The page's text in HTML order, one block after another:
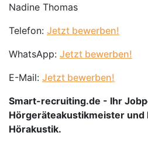
Nadine Thomas
Telefon: Jetzt bewerben!
WhatsApp: Jetzt bewerben!
E-Mail: Jetzt bewerben!
Smart-recruiting.de - Ihr
Hörgeräteakustikmeister und
Hörakustik.